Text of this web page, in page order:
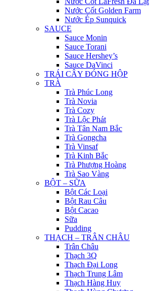
Nước Cốt Golden Farm
Nước Ép Sunquick
SAUCE
Sauce Monin
Sauce Torani
Sauce Hershey’s
Sauce DaVinci
TRÁI CÂY ĐÓNG HỘP
TRÀ
Trà Phúc Long
Trà Novia
Trà Cozy
Trà Lộc Phát
Trà Tân Nam Bắc
Trà Gongcha
Trà Vinsaf
Trà Kinh Bắc
Trà Phượng Hoàng
Trà Sao Vàng
BỘT – SỮA
Bột Các Loại
Bột Rau Câu
Bột Cacao
Sữa
Pudding
THẠCH – TRÂN CHÂU
Trân Châu
Thạch 3Q
Thạch Đại Long
Thạch Trung Lâm
Thạch Hàng Huy